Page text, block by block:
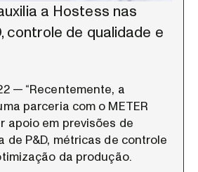
a Hostess nas
controle de qualidade e
— “Recentemente, a
parceria com o METER
apoio em previsões de
de P&D, métricas de controle
da produção.